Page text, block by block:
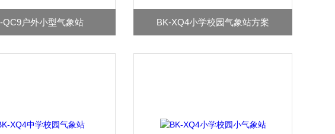
QC9户外小型气象站 BK-XQ4小学校园气象站方案